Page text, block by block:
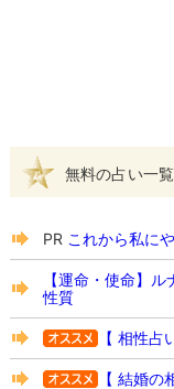
無料の占い一覧
PR これから私に
【運命・使命】
性質
【 相性占
【 結婚の